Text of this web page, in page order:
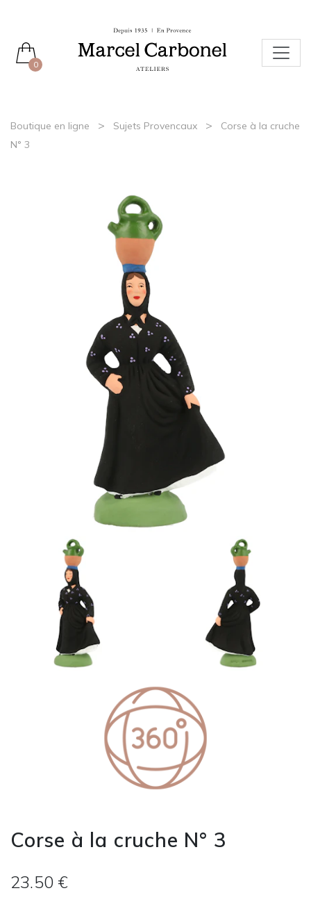
0
Boutique en ligne > Sujets Provencaux >
Corse à la cruche
N° 3
Corse à la cruche N° 3
23.50 €